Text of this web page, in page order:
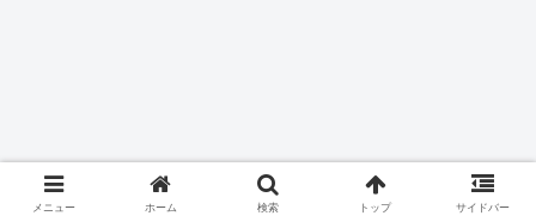
メニュー ホーム 検索 トップ サイドバー